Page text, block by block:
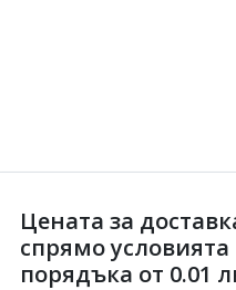
Цената за
спрямо
порядъка от 0.01